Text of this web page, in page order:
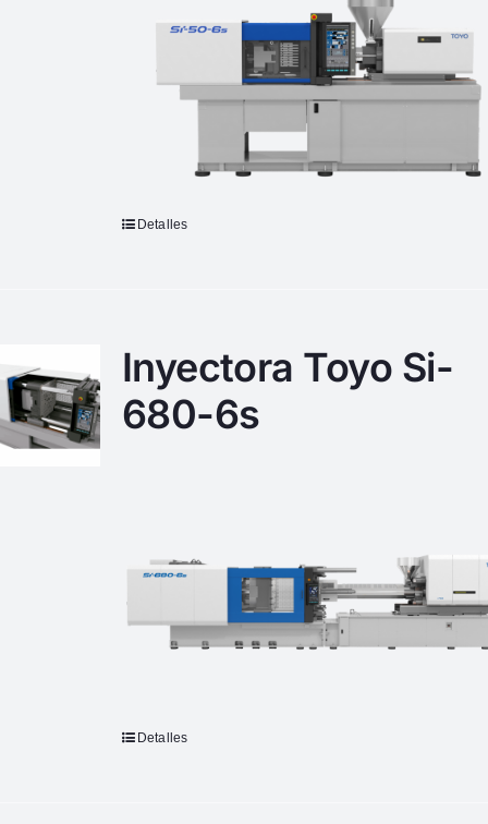
Detalles
Inyectora Toyo Si-
680-6s
Detalles